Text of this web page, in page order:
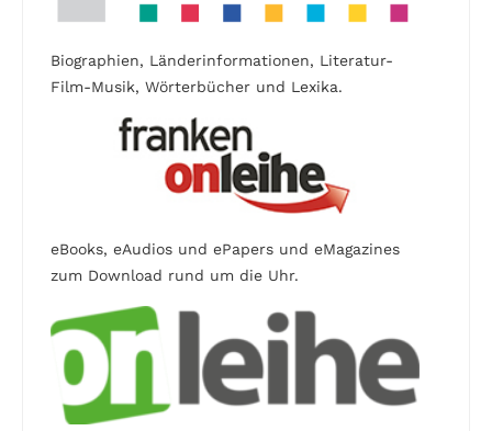
Biographien, Länderinformationen, Literatur-
Film-Musik, Wörterbücher und Lexika.
eBooks, eAudios und ePapers und eMagazines
zum Download rund um die Uhr.